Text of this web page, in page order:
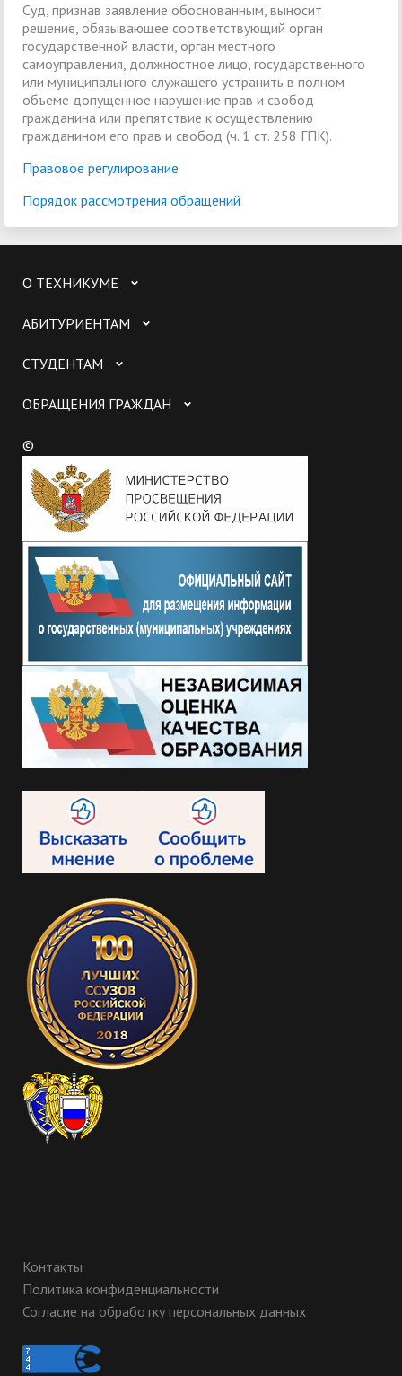
Суд, признав заявление обоснованным, выносит
решение, обязывающее соответствующий орган
государственной власти, орган местного
самоуправления, должностное лицо, государственного
или муниципального служащего устранить в полном
объеме допущенное нарушение прав и свобод
гражданина или препятствие к осуществлению
гражданином его прав и свобод (ч. 1 ст. 258 ГПК).
Правовое регулирование
Порядок рассмотрения обращений
О ТЕХНИКУМЕ
АБИТУРИЕНТАМ
СТУДЕНТАМ
ОБРАЩЕНИЯ ГРАЖДАН
©
Контакты
Политика конфиденциальности
Согласие на обработку персональных данных